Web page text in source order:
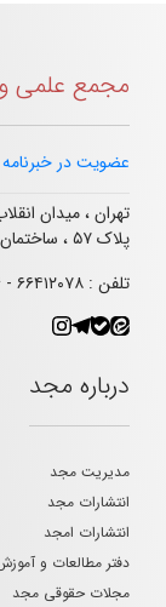
مجمع علمی
عضویت در
تهران ، میدان
پلاک ۵۷ ، ساختمان مجد
تلفن : ۶۶۴۱۲۰۷۸ - ۶۶۹۶۳۳۸۶ - ۰۲۱۶۶۴۹۵۰۳۴
درباره مجد
مدیریت مجد
انتشارات مجد
انتشارات امجد
دفتر مطالعات و
مجلات حقوقی مجد